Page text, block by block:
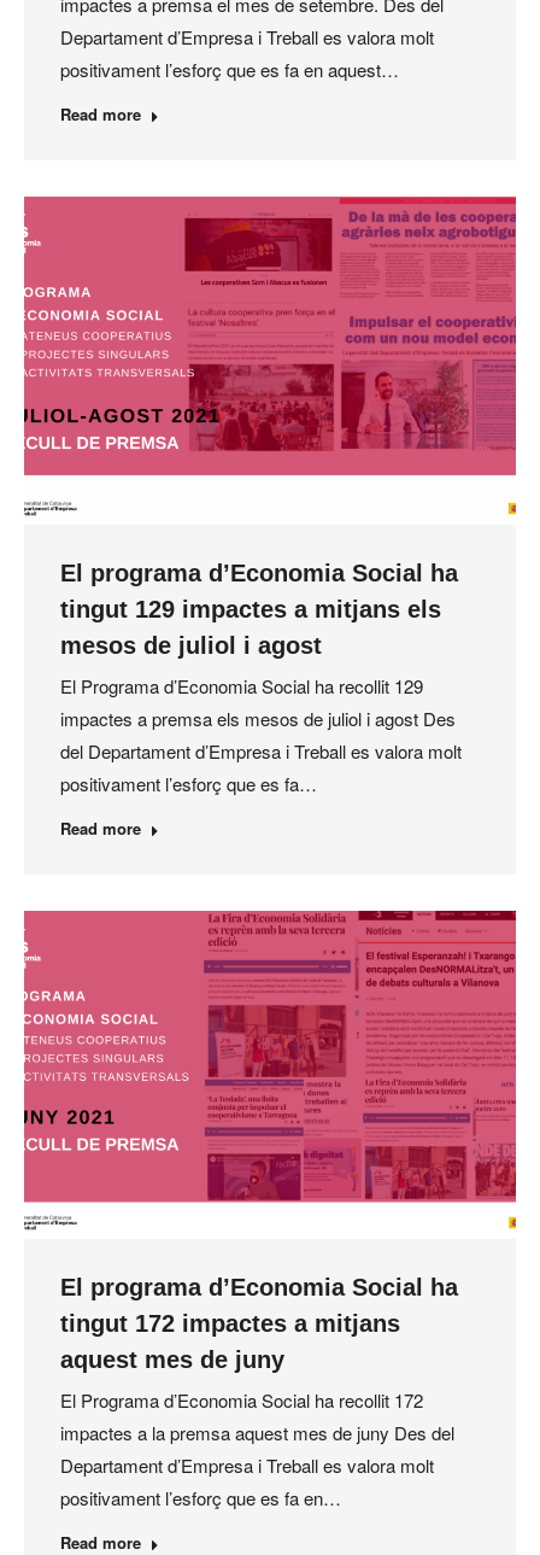
Departament d’Empresa i Treball es valora molt
positivament l’esforç que es fa en aquest…
Read more
El programa d’Economia Social ha
tingut 129 impactes a mitjans els
mesos de juliol i agost
El Programa d’Economia Social ha recollit 129
impactes a premsa els mesos de juliol i agost Des
del Departament d’Empresa i Treball es valora molt
positivament l’esforç que es fa…
Read more
El programa d’Economia Social ha
tingut 172 impactes a mitjans
aquest mes de juny
El Programa d’Economia Social ha recollit 172
impactes a la premsa aquest mes de juny Des del
Departament d’Empresa i Treball es valora molt
positivament l’esforç que es fa en…
Read more